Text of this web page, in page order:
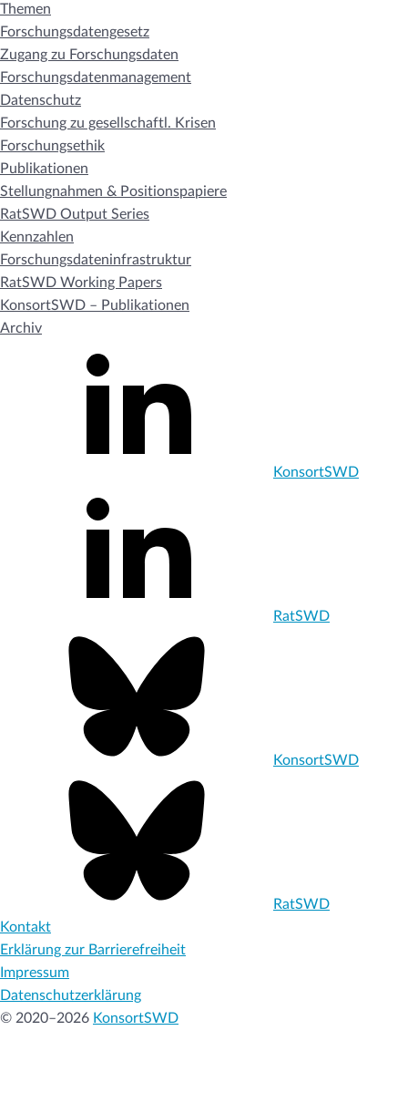
Themen
Forschungsdatengesetz
Zugang zu Forschungsdaten
Forschungsdatenmanagement
Datenschutz
Forschung zu gesellschaftl. Krisen
Forschungsethik
Publikationen
Stellungnahmen & Positionspapiere
RatSWD Output Series
Kennzahlen
Forschungsdateninfrastruktur
RatSWD Working Papers
KonsortSWD – Publikationen
Archiv
KonsortSWD
RatSWD
KonsortSWD
RatSWD
Kontakt
Erklärung zur Barrierefreiheit
Impressum
Datenschutzerklärung
© 2020–2026 KonsortSWD